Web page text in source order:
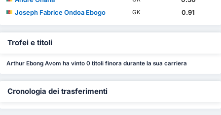
Joseph Fabrice Ondoa Ebogo
GK 0.91
Trofei e titoli
Arthur Ebong Avom ha vinto 0 titoli finora durante la sua carriera
Cronologia dei trasferimenti